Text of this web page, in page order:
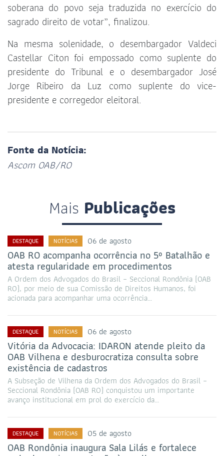
soberana do povo seja traduzida no exercício do
sagrado direito de votar”, finalizou.
Na mesma solenidade, o desembargador Valdeci
Castellar Citon foi empossado como suplente do
presidente do Tribunal e o desembargador José
Jorge Ribeiro da Luz como suplente do vice-
presidente e corregedor eleitoral.
Fonte da Notícia:
Ascom OAB/RO
Mais Publicações
DESTAQUE NOTÍCIAS 06 de agosto
OAB RO acompanha ocorrência no 5º Batalhão e
atesta regularidade em procedimentos
A Ordem dos Advogados do Brasil – Seccional Rondônia (OAB
RO), por meio de sua Comissão de Direitos Humanos, foi
acionada para acompanhar uma ocorrência…
DESTAQUE NOTÍCIAS 06 de agosto
Vitória da Advocacia: IDARON atende pleito da
OAB Vilhena e desburocratiza consulta sobre
existência de cadastros
A Subseção de Vilhena da Ordem dos Advogados do Brasil –
Seccional Rondônia (OAB RO) conquistou um importante
avanço institucional em prol do exercício da…
DESTAQUE NOTÍCIAS 05 de agosto
OAB Rondônia inaugura Sala Lilás e fortalece